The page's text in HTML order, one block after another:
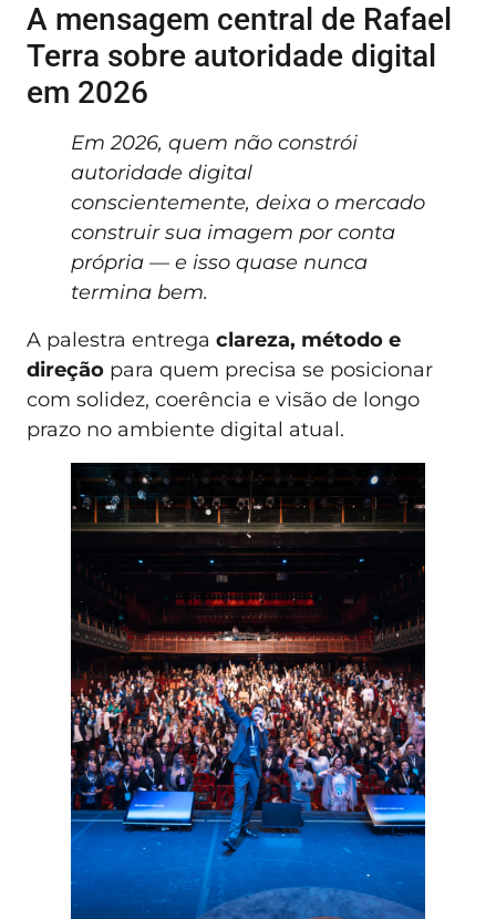
A mensagem central de Rafael
Terra sobre autoridade digital
em 2026
Em 2026, quem não constrói
autoridade digital
conscientemente, deixa o mercado
construir sua imagem por conta
própria — e isso quase nunca
termina bem.
A palestra entrega clareza, método e
direção para quem precisa se posicionar
com solidez, coerência e visão de longo
prazo no ambiente digital atual.